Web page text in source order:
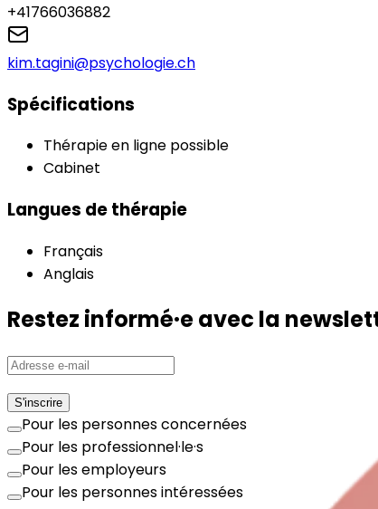
+41766036882
kim.tagini@psychologie.ch
Spécifications
Thérapie en ligne possible
Cabinet
Langues de thérapie
Français
Anglais
Restez informé·e avec la
S'inscrire
Pour les personnes concernées
Pour les professionnel·le·s
Pour les employeurs
Pour les personnes intéressées